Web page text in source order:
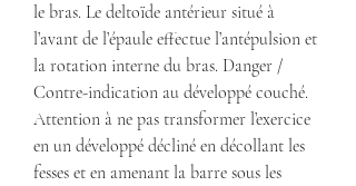
le bras. Le deltoïde antérieur situé à
l’avant de l’épaule effectue l’antépulsion et
la rotation interne du bras. Danger /
Contre-indication au développé couché.
Attention à ne pas transformer l’exercice
en un développé décliné en décollant les
fesses et en amenant la barre sous les